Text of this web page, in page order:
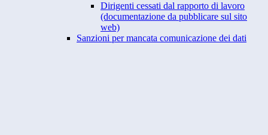
Dirigenti cessati dal rapporto di lavoro
(documentazione da pubblicare sul sito
web)
Sanzioni per mancata comunicazione dei dati